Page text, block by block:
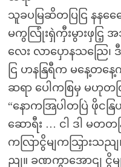
သူခပမြဆိတပြငြ နနတ
မကွလြုံးရှဲကှီးမွားဖှငြ့
လေး လာပှောနသညြေ၊
ငြ ဟနနြရီက မနေ့တန
ဆရာ ပေါကစြမှ မဟုတတ
“နောကအြပါတပြဲ ဖိုင
ဆောရီး … ငါ ဒါ မတတ
ကလြာငွိမျကသြှားသညျ၊
ညျ။ ခဏကွာအောငျ ငွိ